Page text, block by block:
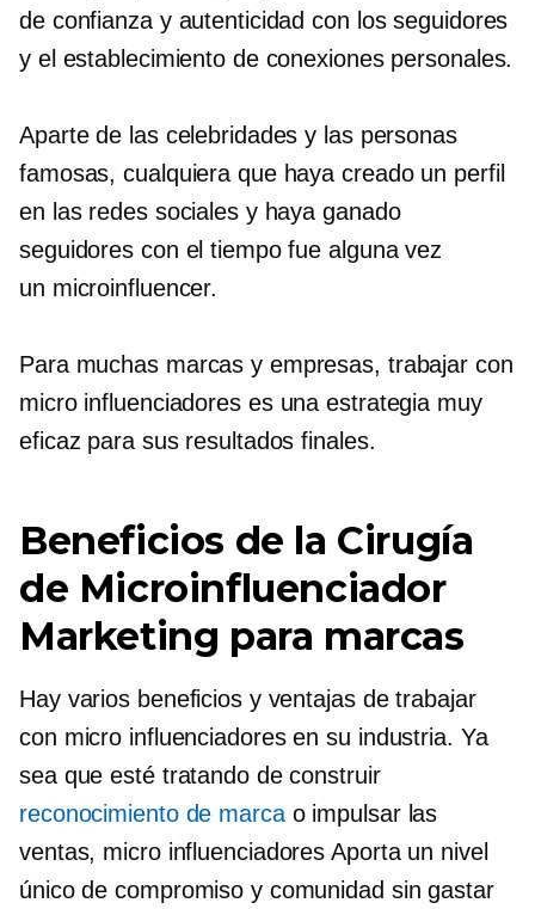
de confianza y autenticidad con los seguidores
y el establecimiento de conexiones personales.
Aparte de las celebridades y las personas
famosas, cualquiera que haya creado un perfil
en las redes sociales y haya ganado
seguidores con el tiempo fue alguna vez
un microinfluencer.
Para muchas marcas y empresas, trabajar con
micro influenciadoreses una estrategia muy
eficaz para sus resultados finales.
Beneficios de la Cirugía
de Microinfluenciador
Marketing para marcas
Hay varios beneficios y ventajas de trabajar
con micro influenciadoresen su industria. Ya
sea que esté tratando de construir
reconocimiento de marcao impulsar las
ventas, micro influenciadores Aporta un nivel
único de compromiso y comunidad sin gastar